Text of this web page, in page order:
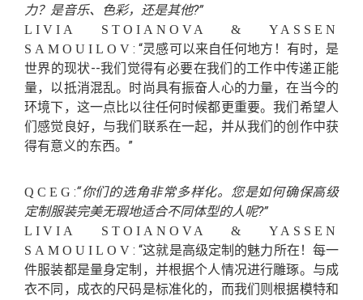
力？是音乐、色彩，还是其他?”
LIVIA STOIANOVA & YASSEN
SAMOUILOV : “灵感可以来自任何地方！有时，是
世界的现状--我们觉得有必要在我们的工作中传递正能
量，以抵消混乱。时尚具有振奋人心的力量，在当今的
环境下，这一点比以往任何时候都更重要。我们希望人
们感觉良好，与我们联系在一起，并从我们的创作中获
得有意义的东西。”
QCEG :“你们的选角非常多样化。您是如何确保高级
定制服装完美无瑕地适合不同体型的人呢?”
LIVIA STOIANOVA & YASSEN
SAMOUILOV : “这就是高级定制的魅力所在！每一
件服装都是量身定制，并根据个人情况进行雕琢。与成
衣不同，成衣的尺码是标准化的，而我们则根据模特和